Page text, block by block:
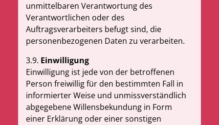
unmittelbaren Verantwortung des
Verantwortlichen oder des
Auftragsverarbeiters befugt sind, die
personenbezogenen Daten zu verarbeiten.
3.9. Einwilligung
Einwilligung ist jede von der betroffenen
Person freiwillig für den bestimmten Fall in
informierter Weise und unmissverständlich
abgegebene Willensbekundung in Form
einer Erklärung oder einer sonstigen